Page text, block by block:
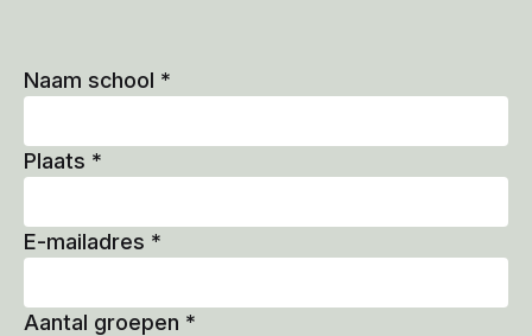
Naam school *
Plaats *
E-mailadres *
Aantal groepen *